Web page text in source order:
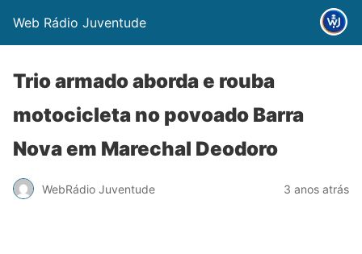
Web Rádio Juventude
Trio armado aborda e rouba
motocicleta no povoado Barra
Nova em Marechal Deodoro
WebRádio Juventude 3 anos atrás